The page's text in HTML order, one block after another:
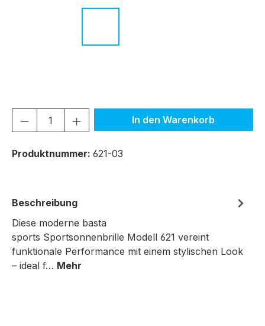
Produkt Anzahl: Gib den gewünschten
In den Warenkorb
Produktnummer: 621-03
Beschreibung
Diese moderne basta
sports Sportsonnenbrille Modell 621 vereint
funktionale Performance mit einem stylischen Look
– ideal f… Mehr